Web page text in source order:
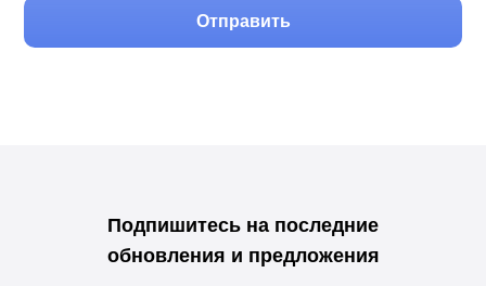
Отправить
Подпишитесь на последние
обновления и предложения